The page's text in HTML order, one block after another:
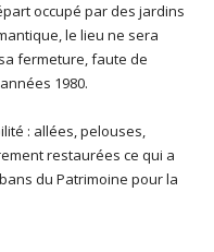
occupé par des jardins
le lieu ne sera
fermeture, faute de
1980.
: allées, pelouses,
restaurées ce qui a
du Patrimoine pour la